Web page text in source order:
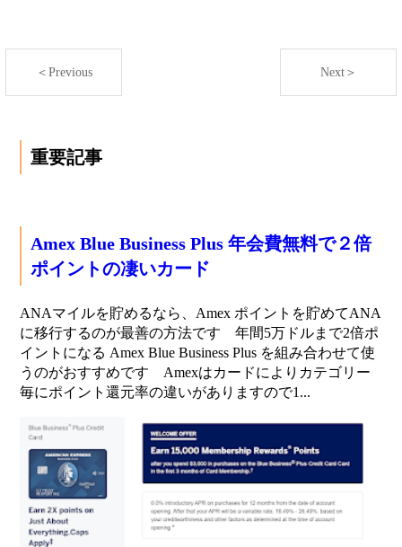
＜Previous Next＞
重要記事
Amex Blue Business Plus 年会費無料で２倍
ポイントの凄いカード
ANAマイルを貯めるなら、Amex ポイントを貯めてANA
に移行するのが最善の方法です 年間5万ドルまで2倍ポ
イントになる Amex Blue Business Plus を組み合わせて使
うのがおすすめです Amexはカードによりカテゴリー
毎にポイント還元率の違いがありますので1...